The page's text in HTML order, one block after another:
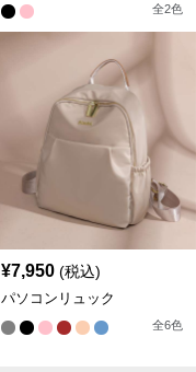
全2色
¥7,950 (税込)
パソコンリュック
全6色